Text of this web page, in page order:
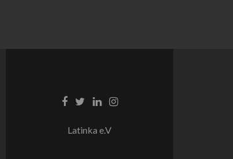
Latinka e.V